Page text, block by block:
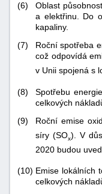
(6)
Oblast
a elektřinu. Do
kapaliny.
(7)
Roční spotřeba
což odpovídá
v Unii spojená s
(8)
Spotřebu
celkových
(9)
Roční emise
síry (SOx). V
2020 budou
(10) Emise lokálních
celkových